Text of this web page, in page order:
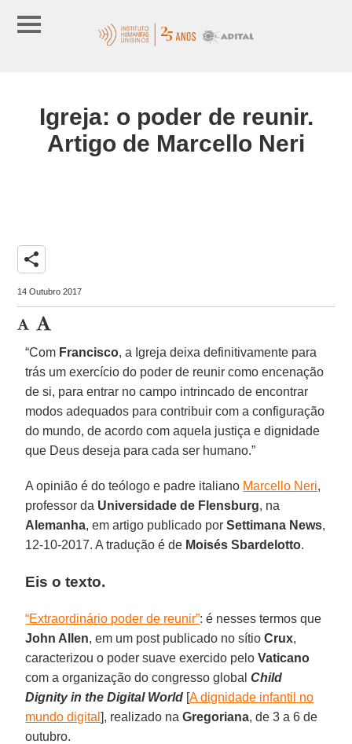
Igreja: o poder de reunir.
Artigo de Marcello Neri
share
14 Outubro 2017
“Com Francisco, a Igreja deixa definitivamente para
trás um exercício do poder de reunir como encenação
de si, para entrar no campo intrincado de encontrar
modos adequados para contribuir com a configuração
do mundo, de acordo com aquela justiça e dignidade
que Deus deseja para cada ser humano.”
A opinião é do teólogo e padre italiano Marcello Neri,
professor da Universidade de Flensburg, na
Alemanha, em artigo publicado porSettimana News,
12-10-2017. A tradução é de Moisés Sbardelotto.
Eis o texto.
“Extraordinário poder de reunir”: é nesses termos que
John Allen, em um post publicado no sítioCrux,
caracterizou o poder suave exercido peloVaticano
com a organização do congresso globalChild
Dignity in the Digital World [A dignidade infantil no
mundo digital], realizado naGregoriana, de 3 a 6 de
outubro.